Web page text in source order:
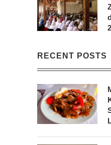
RECENT POSTS